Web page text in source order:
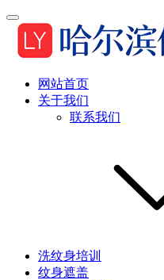
网站首页
关于我们
联系我们
洗纹身培训
纹身遮盖